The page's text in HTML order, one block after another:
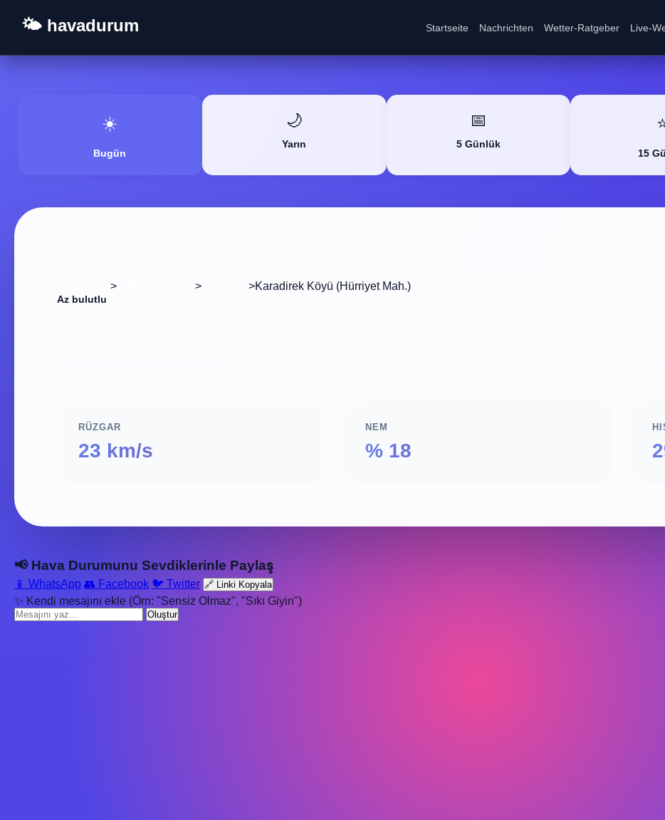
🌤️ havadurum Startseite Nachrichten Wetter-Ratgeber Live-
☀️
Bugün
🌙
Yarın
📅
5 Günlük
15
> > >Karadirek Köyü (Hürriyet Mah.)
Az bulutlu
RÜZGAR
23 km/s
NEM
% 18
📢 Hava Durumunu Sevdiklerinle Paylaş
📱 WhatsApp 👥 Facebook 🐦 Twitter 🔗 Linki Kopyala
✨ Kendi mesajını ekle (Örn: "Sensiz Olmaz", "Sıkı Giyin")
Oluştur